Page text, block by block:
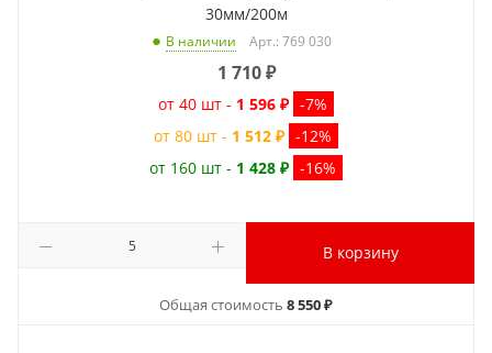
30мм/200м
В наличии Арт.: 769 030
1 710₽
от 40 шт - 1 596 ₽ -7%
от 80 шт - 1 512 ₽ -12%
от 160 шт - 1 428 ₽ -16%
В корзину
Общая стоимость 8 550 ₽